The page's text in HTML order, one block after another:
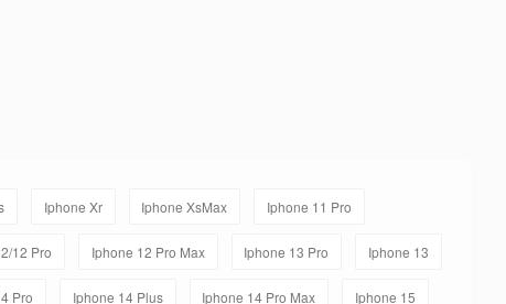
Iphone Xr Iphone XsMax Iphone 11 Pro
12 Pro Iphone 12 Pro Max Iphone 13 Pro Iphone 13
Pro Iphone 14 Plus Iphone 14 Pro Max Iphone 15